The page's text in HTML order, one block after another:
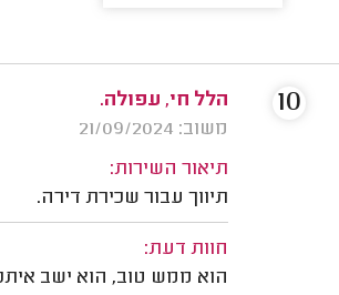
הלל חי, עפולה.
משוב: 21/09/2024
תיאור השירות:
תיווך עבור שכירת דירה.
חוות דעת:
הוא ממש טוב, הוא ישב
10